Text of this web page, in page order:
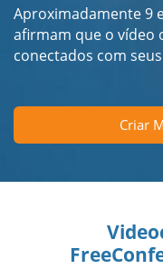
Aproximadamente 9
afirmam que o vídeo
conectados com
Criar